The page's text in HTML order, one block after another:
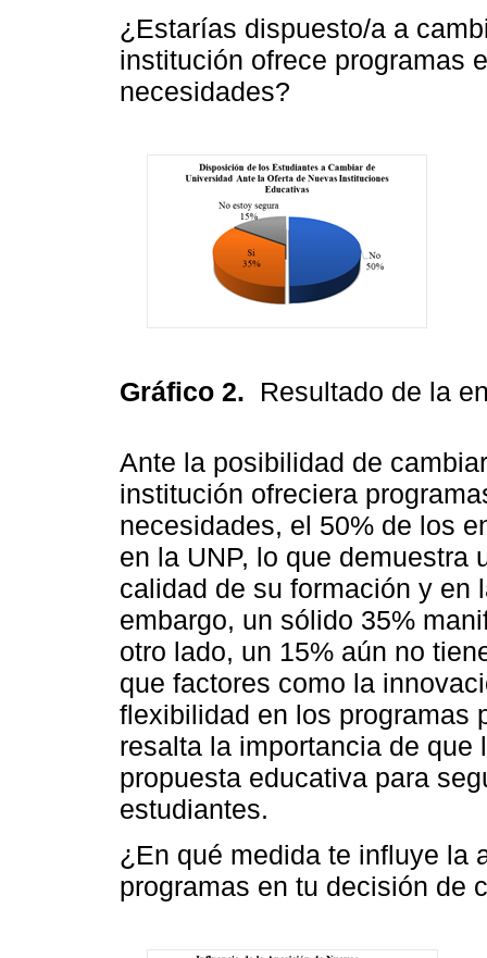
¿Estarías dispuesto/a a
institución ofrece programas
necesidades?
Gráfico 2. Resultado de la
Ante la posibilidad de
institución ofreciera
necesidades, el 50% de los
en la UNP, lo que demuestra
calidad de su formación y en
embargo, un sólido 35%
otro lado, un 15% aún no
que factores como la
flexibilidad en los programas
resalta la importancia de
propuesta educativa para
estudiantes.
¿En qué medida te influye la
programas en tu decisión de